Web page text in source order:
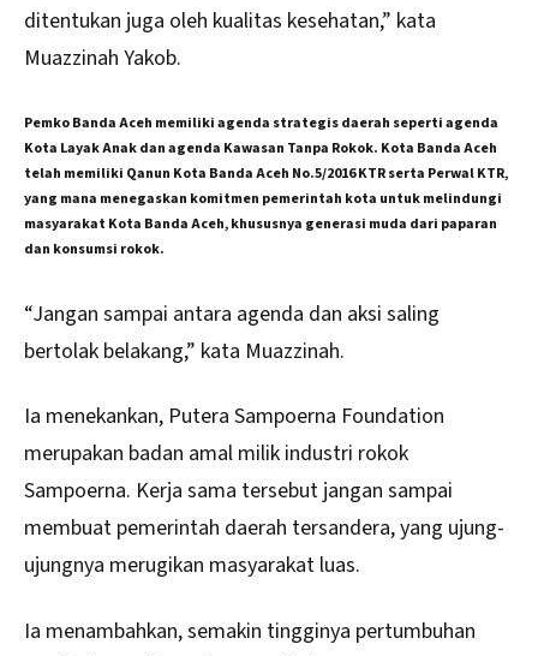
ditentukan juga oleh kualitas kesehatan,” kata
Muazzinah Yakob.
Pemko Banda Aceh memiliki agenda strategis daerah seperti agenda
Kota Layak Anak dan agenda Kawasan Tanpa Rokok. Kota Banda Aceh
telah memiliki Qanun Kota Banda Aceh No.5/2016 KTR serta Perwal KTR,
yang mana menegaskan komitmen pemerintah kota untuk melindungi
masyarakat Kota Banda Aceh, khususnya generasi muda dari paparan
dan konsumsi rokok.
“Jangan sampai antara agenda dan aksi saling
bertolak belakang,” kata Muazzinah.
Ia menekankan, Putera Sampoerna Foundation
merupakan badan amal milik industri rokok
Sampoerna. Kerja sama tersebut jangan sampai
membuat pemerintah daerah tersandera, yang ujung-
ujungnya merugikan masyarakat luas.
Ia menambahkan, semakin tingginya pertumbuhan